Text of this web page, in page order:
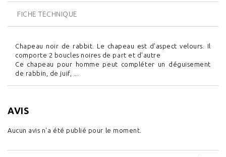
FICHE TECHNIQUE
Chapeau noir de rabbit. Le chapeau est d'aspect velours. Il
comporte 2 boucles noires de part et d'autre
Ce chapeau pour homme peut compléter un déguisement
de rabbin, de juif, ...
AVIS
Aucun avis n'a été publié pour le moment.